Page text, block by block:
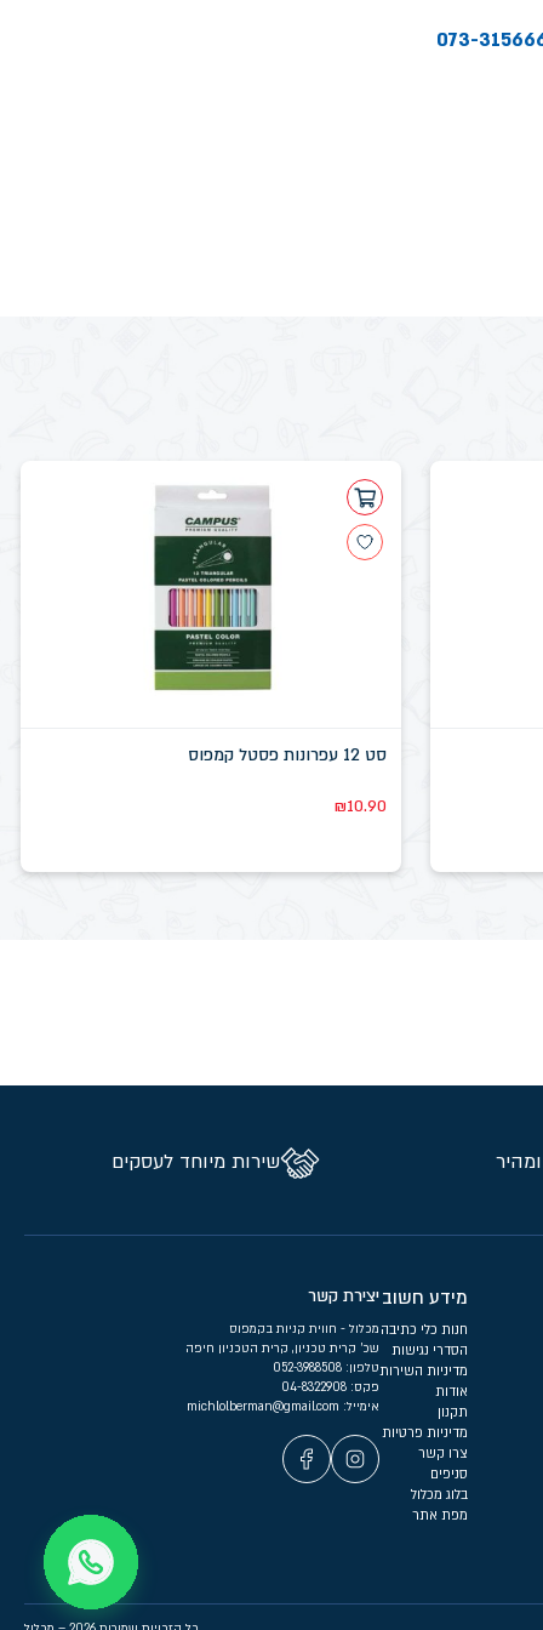
073-
סט 12 עפרונות פסטל קמפוס
₪10.90
שירות מיוחד לעסקים
מידע חשוב
חנות כלי כתיבה
הסדרי נגישות
מדיניות השירות
אודות
תקנון
מדיניות פרטיות
צרו קשר
סניפים
בלוג מכלול
מפת אתר
יצירת קשר
מכלול - חווית קניות בקמפוס
שכ’ קרית טכניון, קרית הטכניון חיפה
טלפון:
פקס: 04-8322908
אימייל: